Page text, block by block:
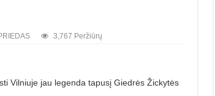
3,767 Peržiūrų
Vilniuje jau legenda tapusį Giedrės Žickytės